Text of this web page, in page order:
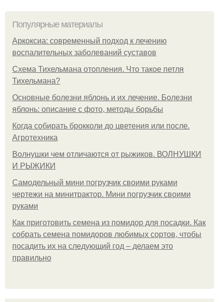
Популярные материалы
Аркоксиа: современный подход к лечению
воспалительных заболеваний суставов
Схема Тихельмана отопления. Что такое петля
Тихельмана?
Основные болезни яблонь и их лечение. Болезни
яблонь: описание с фото, методы борьбы
Когда собирать брокколи до цветения или после.
Агротехника
Волнушки чем отличаются от рыжиков. ВОЛНУШКИ
И РЫЖИКИ
Самодельный мини погрузчик своими руками
чертежи на минитрактор. Мини погрузчик своими
руками
Как приготовить семена из помидор для посадки. Как
собрать семена помидоров любимых сортов, чтобы
посадить их на следующий год – делаем это
правильно